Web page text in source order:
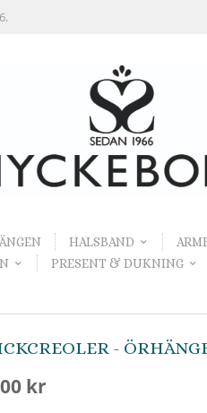
HALSBAND
PRESENT & DUKNING
-
kr